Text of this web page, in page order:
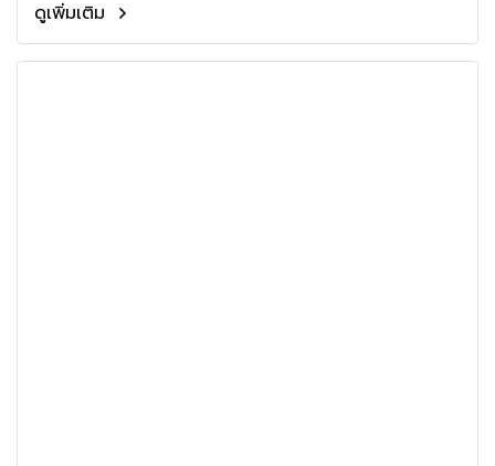
ดูเพิ่มเติม